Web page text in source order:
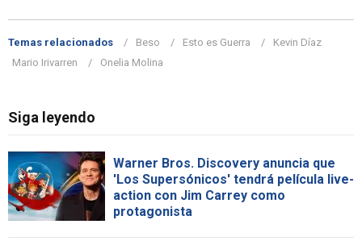
Temas relacionados Beso Esto es Guerra
Kevin Díaz
Mario Irivarren
Onelia Molina
Siga leyendo
Warner Bros. Discovery anuncia que
'Los Supersónicos' tendrá película live-
action con Jim Carrey como
protagonista